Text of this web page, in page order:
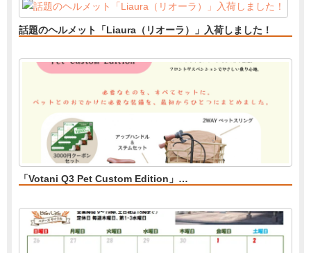
話題のヘルメット「Liaura（リオーラ）」入荷しました！
「Votani Q3 Pet Custom Edition」…